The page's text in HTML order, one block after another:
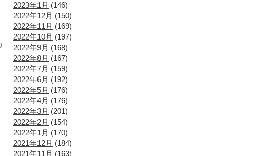
2023年1月 (146)
2022年12月 (150)
2022年11月 (169)
2022年10月 (197)
2022年9月 (168)
2022年8月 (167)
2022年7月 (159)
2022年6月 (192)
2022年5月 (176)
2022年4月 (176)
2022年3月 (201)
2022年2月 (154)
2022年1月 (170)
2021年12月 (184)
2021年11月 (163)